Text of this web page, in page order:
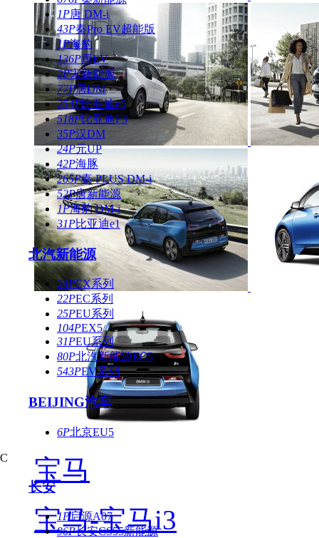
1P唐 DM-i
43P秦Pro EV超能版
1P海豹
136P唐EV
2P宋新能源
77P唐DM
254P比亚迪e5
518P比亚迪F3
35P汉DM
24P元UP
42P海豚
265P秦 PLUS DM-i
52P唐新能源
1P海豹 DM-i
31P比亚迪e1
北汽新能源
24PEX系列
22PEC系列
25PEU系列
104PEX5
31PEU系列
80P北汽新能源EC5
543PEV系列
BEIJING汽车
6P北京EU5
C
长安
1P启源A07
96P长安CS55新能源
宝马
宝马-宝马i3